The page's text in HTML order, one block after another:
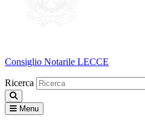
Consiglio Notarile LECCE
Ricerca
Menu